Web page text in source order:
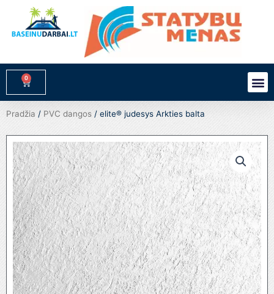
turinio
0
Cart
Pradžia / PVC dangos / elite® judesys Arkties balta